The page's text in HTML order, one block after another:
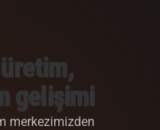
gelişimi
merkezimizden